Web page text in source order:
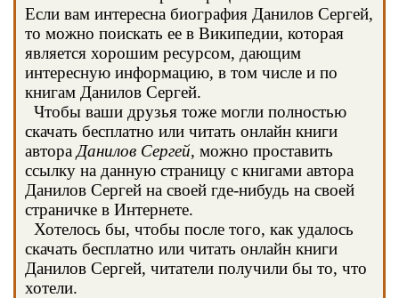
Если вам интересна биография Данилов Сергей,
то можно поискать ее в Википедии, которая
является хорошим ресурсом, дающим
интересную информацию, в том числе и по
книгам Данилов Сергей.
Чтобы ваши друзья тоже могли полностью
скачать бесплатно или читать онлайн книги
автора Данилов Сергей, можно проставить
ссылку на данную страницу с книгами автора
Данилов Сергей на своей где-нибудь на своей
страничке в Интернете.
Хотелось бы, чтобы после того, как удалось
скачать бесплатно или читать онлайн книги
Данилов Сергей, читатели получили бы то, что
хотели.